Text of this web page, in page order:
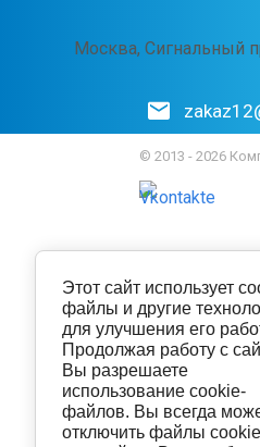
Москва, Сигнальный
© 2013 - 2026
Этот сайт использует
файлы и другие
для улучшения его
Продолжая работу с
Вы разрешаете
использование cookie-
файлов. Вы всегда
отключить файлы